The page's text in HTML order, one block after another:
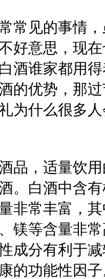
常见的事情
好意思，现
酒谁家都用
的优势，那
为什么很多
品，适量饮
。白酒中含
非常丰富，
镁等含量非
成分有利于
的功能性因